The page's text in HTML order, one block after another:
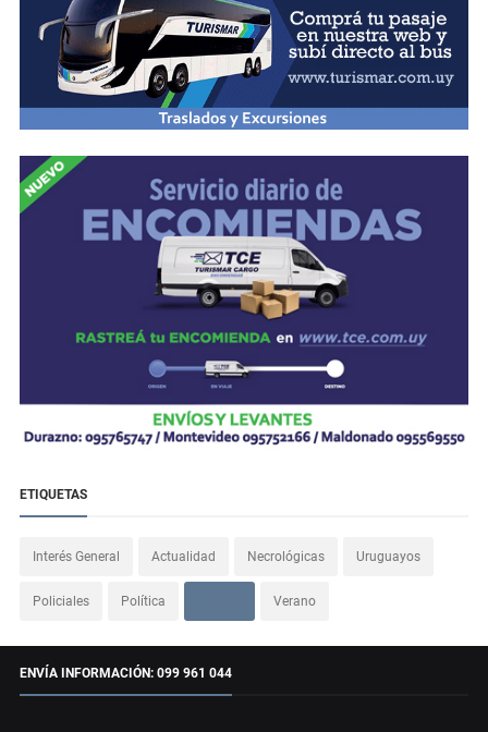
ETIQUETAS
Interés General Actualidad Necrológicas Uruguayos
Policiales Política Verano
ENVÍA INFORMACIÓN: 099 961 044